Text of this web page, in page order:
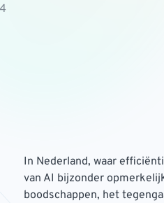
In Nederland, waar
van AI bijzonder
boodschappen, het